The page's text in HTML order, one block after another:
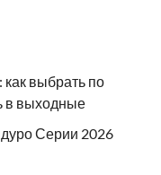
выбрать по
в выходные
Серии 2026